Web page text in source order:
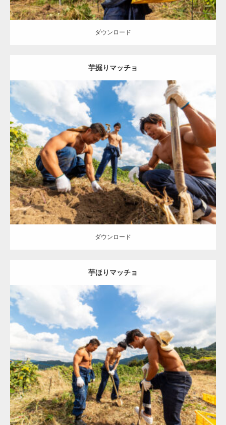
ダウンロード
芋掘りマッチョ
Update:2023.02.11
Category:芋掘りのマッチョ オレンジの人 AKIHITO(細マッチョ)
ONIKKY(デカいよ) TAKE 唐津 (佐賀)
ダウンロード
ダウンロード
芋ほりマッチョ
Update: 2023.02.11
Category: 芋掘りのマッチョ オレンジの人 AKIHITO(細マッチョ)
ONIKKY(デカいよ) TAKE 唐津 (佐賀)
ダウンロード
【YouTube】マッチョフリー素材メンバーが
ギネス世界記録…
【TV】TBS番組「ひるおび」にてマッスルプ
ラスが紹介されま…
TOKYO FMラジオ番組「ONE MORNING」
で紹介さ…